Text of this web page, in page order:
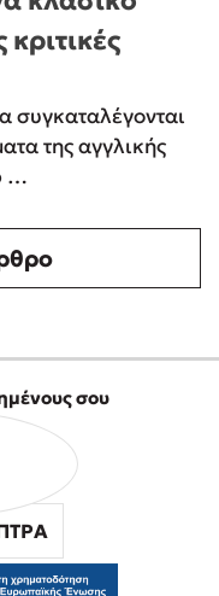
συγκαταλέγονται
της αγγλικής
…
σου